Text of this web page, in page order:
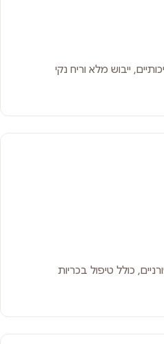
ייבוש מלא וריח נקי
כולל טיפול בכריות